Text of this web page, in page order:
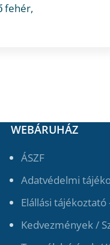
fehér,
WEBÁRUHÁZ
ÁSZF
Adatvédelmi
Elállási
Kedvezmények /